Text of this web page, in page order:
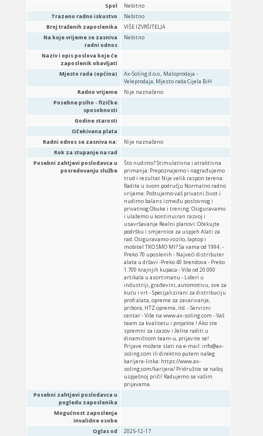
Spol
Nebitno
Trazeno radno iskustvo
Nebitno
Broj traženih zaposlenika
VIŠE IZVRŠITELJA
Na koje vrijeme se zasniva
radni odnos
Nebitno
Naziv i opis poslova koje će
zaposlenik obavljati
Mjesto rada (općina)
Ax-Soling d.o.o., Maloprodaja -
Veleprodaja, Mjesto rada:Cijela BiH
Radno vrijeme
Nije naznačeno
Posebne psiho - fizičke
sposobnosti
Godine starosti
Očekivana plata
Radni odnos se zasniva na:
Nije naznačeno
Rok za stupanje na rad
Posebni zahtjevi poslodavca u
posredovanju službe
Što nudimo? Stimulativna i atraktivna
primanja: Prepoznajemo i nagrađujemo
trud i rezultat Nije velik raspon terena:
Radite u svom području Normalno radno
vrijeme: Poštujemo vaš privatni život i
nudimo balans između poslovnog i
privatnog Obuke i trening: Osiguravamo
i ulažemo u kontinuiran razvoj i
usavršavanje Realni planovi: Očekujte
podršku i smjernice za uspjeh Alati za
rad: Osiguravamo vozilo, laptop i
mobitel TKO SMO MI? Sa vama od 1994. -
Preko 70 uposlenih - Najveći distributer
alata u državi -Preko 40 brendova - Preko
1.700 krajnjih kupaca - Više od 20.000
artikala u asortimanu - Lideri u
industriji, građevini, automotivu, sve za
kuću i vrt - Specijalizirani za distribuciju
profi alata, opreme za zavarivanje,
pribora, HTZ opreme, itd. - Servisni
centar - Više na www.ax-soling.com - Vaš
team za kvalitetu i projekte ! Ako ste
spremni za izazov i želite raditi u
dinamičnom team-u, prijavite se!
Prijave možete slati na e-mail: info@ax-
soling.com ili direktno putem našeg
karijera-linka: https://www.ax-
soling.com/karijera/ Pridružite se našoj
uspješnoj priči! Radujemo se vašim
prijavama.
Posebni zahtjevi poslodavca u
pogledu zaposlenika
Mogućnost zaposlenja
invalidne osobe
Oglas od
2025-12-17